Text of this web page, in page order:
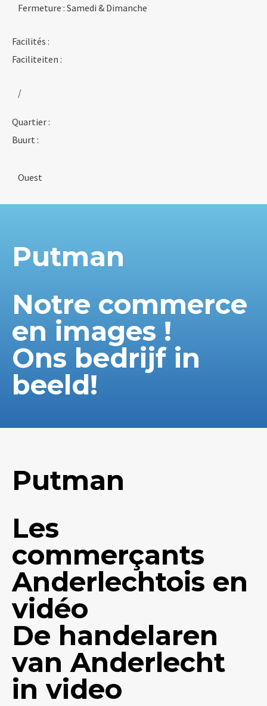
Fermeture : Samedi & Dimanche
Facilités :
Faciliteiten :
/
Quartier :
Buurt :
Ouest
Putman
Notre commerce
en images !
Ons bedrijf in
beeld!
Putman
Les
commerçants
Anderlechtois en
vidéo
De handelaren
van Anderlecht
in video